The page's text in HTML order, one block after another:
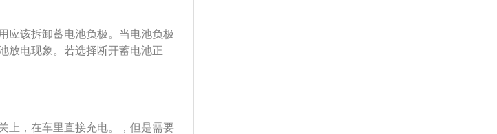
具体所在的位置。2、一般电瓶正
颜色是红色或者+号，负极的颜色
捷式充电器，然后直接把充电器的
去打开便捷式充电器的开关，就
子拔下来即可。汽车电瓶充电时
充满。长期用快充的话也是非常
在给汽车电瓶充电的时候，比较
应该拆卸蓄电池负极。当电池负极
放电现象。若选择断开蓄电池正
些用电器存在电容部分，只要电流
止汽车在行驶中产生的震动造成
要经常清除蓄电池上的灰尘、泥
上，在车里直接充电。，但是需要